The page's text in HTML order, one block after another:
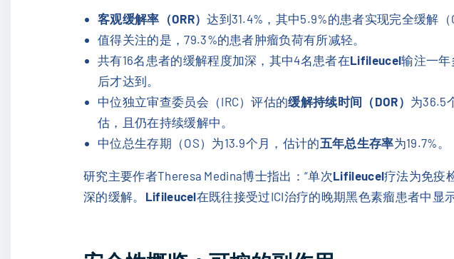
客观缓解率（ORR）达到31.4%，其中5.9%的患者实现完全缓解
值得关注的是，79.3%的患者肿瘤负荷有所减轻。
共有16名患者的缓解程度加深，其中4名患者在Lifileucel输注一年
后才达到。
中位独立审查委员会（IRC）评估的缓解持续时间（DOR） 为36.5
估，且仍在持续缓解中。
中位总生存期（OS）为13.9个月，估计的五年总生存率为19.7%。
研究主要作者Theresa Medina博士指出：“单次Lifileucel疗法为免疫
深的缓解。 Lifileucel在既往接受过ICI治疗的晚期黑色素瘤患者中显